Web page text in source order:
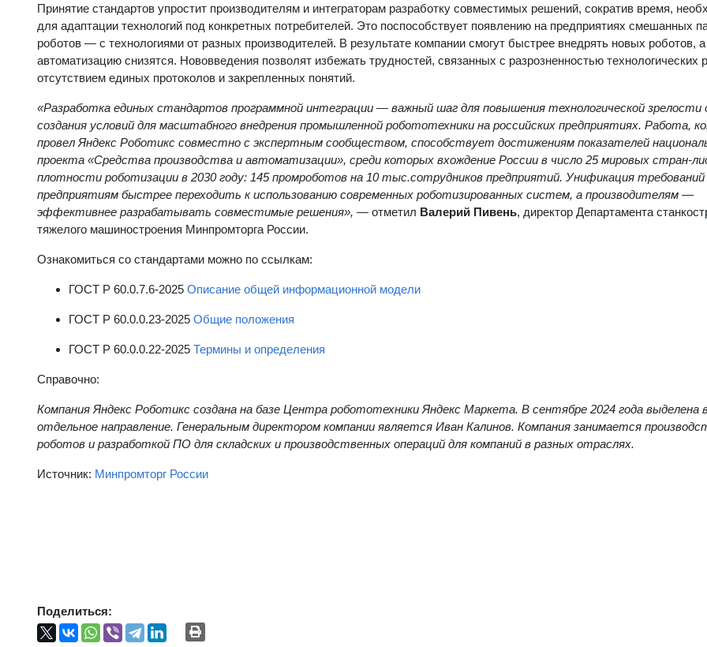
Принятие стандартов упростит производителям и интеграторам разработку совместимых решений, сократив время,
для адаптации технологий под конкретных потребителей. Это поспособствует появлению на предприятиях смешанных
роботов — с технологиями от разных производителей. В результате компании смогут быстрее внедрять новых роботов,
автоматизацию снизятся. Нововведения позволят избежать трудностей, связанных с разрозненностью технологических
отсутствием единых протоколов и закрепленных понятий.
«Разработка единых стандартов программной интеграции — важный шаг для повышения технологической зрелости
создания условий для масштабного внедрения промышленной робототехники на российских предприятиях. Работа,
провел Яндекс Роботикс совместно с экспертным сообществом, способствует достижениям показателей
проекта «Средства производства и автоматизации», среди которых вхождение России в число 25 мировых стран-
плотности роботизации в 2030 году: 145 промроботов на 10 тыс.сотрудников предприятий. Унификация
предприятиям быстрее переходить к использованию современных роботизированных систем, а производителям —
эффективнее разрабатывать совместимые решения», — отметил Валерий Пивень, директор Департамента
тяжелого машиностроения Минпромторга России.
Ознакомиться со стандартами можно по ссылкам:
ГОСТ Р 60.0.7.6-2025 Описание общей информационной модели
ГОСТ Р 60.0.0.23-2025 Общие положения
ГОСТ Р 60.0.0.22-2025 Термины и определения
Справочно:
Компания Яндекс Роботикс создана на базе Центра робототехники Яндекс Маркета. В сентябре 2024 года выделена
отдельное направление. Генеральным директором компании является Иван Калинов. Компания занимается
роботов и разработкой ПО для складских и производственных операций для компаний в разных отраслях.
Источник: Минпромторг России
Поделиться: